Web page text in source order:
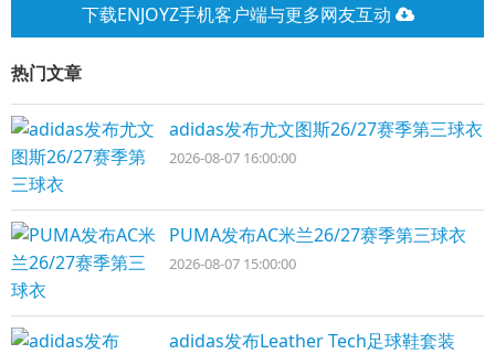
下载ENJOYZ手机客户端与更多网友互动
热门文章
adidas发布尤文图斯26/27赛季第三球衣
2026-08-07 16:00:00
PUMA发布AC米兰26/27赛季第三球衣
2026-08-07 15:00:00
adidas发布Leather Tech足球鞋套装